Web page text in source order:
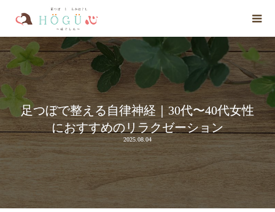
足つぼで整える自律神経｜30代〜40代女性
におすすめのリラクゼーション
2025.08.04